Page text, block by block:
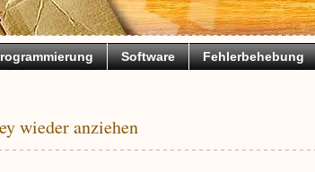
Software
Fehlerbehebung
wieder anziehen